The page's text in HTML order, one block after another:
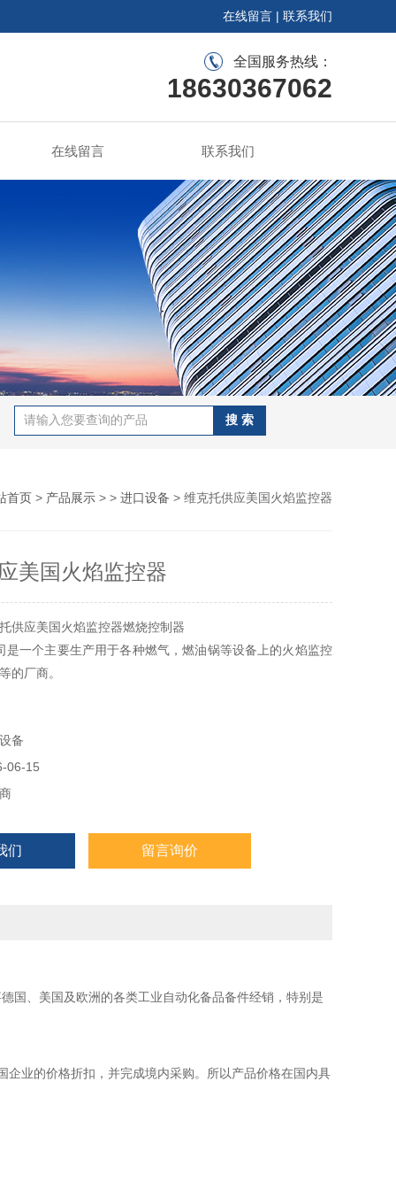
在线留言 | 联系我们
全国服务热线：
18630367062
在线留言 联系我们
首页 > 产品展示 > > 进口设备 > 维克托供应美国火焰监控器
美国火焰监控器
供应美国火焰监控器燃烧控制器
是一个主要生产用于各种燃气，燃油锅等设备上的火焰监控
的厂商。
备
06-15
们 留言询价
国、美国及欧洲的各类工业自动化备品备件经销，特别是
的价格折扣，并完成境内采购。所以产品价格在国内具